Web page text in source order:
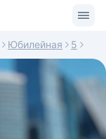
Юбилейная 5